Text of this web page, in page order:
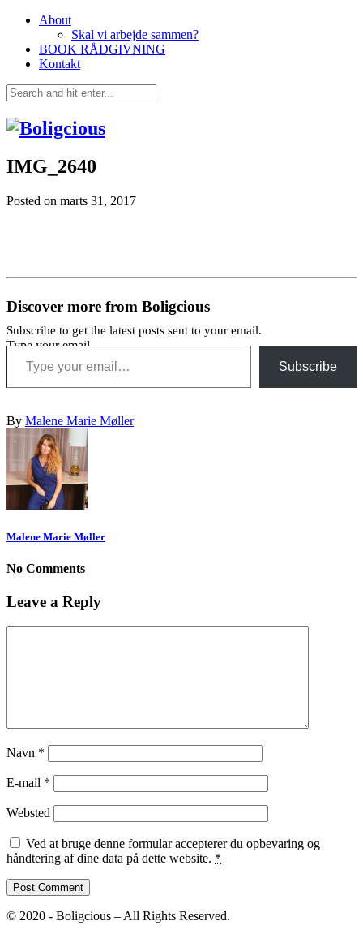
About
Skal vi arbejde sammen?
BOOK RÅDGIVNING
Kontakt
IMG_2640
Posted on marts 31, 2017
Discover more from Boligcious
Subscribe to get the latest posts sent to your email.
Type your email…
Subscribe
By Malene Marie Møller
Malene Marie Møller
No Comments
Leave a Reply
Navn *
E-mail *
Websted
Ved at bruge denne formular accepterer du opbevaring og
håndtering af dine data på dette website. *
© 2020 - Boligcious – All Rights Reserved.